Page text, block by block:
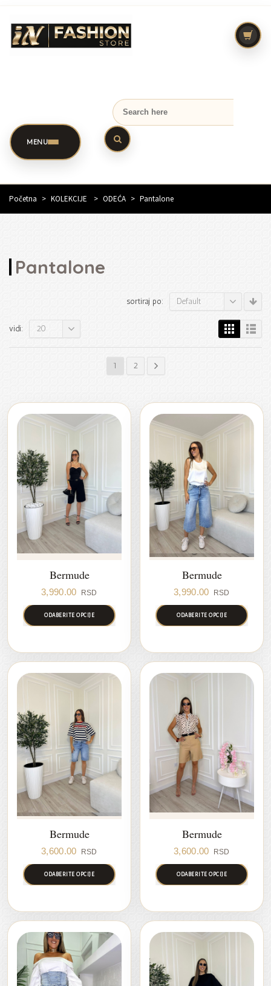
MENU
Početna > KOLEKCIJE > ODEĆA > Pantalone
Pantalone
sortiraj po: Default
1 2
vidi: 20
Bermude
3,990.00 RSD
ODABERITE OPCIJE
Bermude
3,990.00 RSD
ODABERITE OPCIJE
Bermude
3,600.00 RSD
ODABERITE OPCIJE
Bermude
3,600.00 RSD
ODABERITE OPCIJE